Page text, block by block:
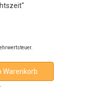
Warenkorb